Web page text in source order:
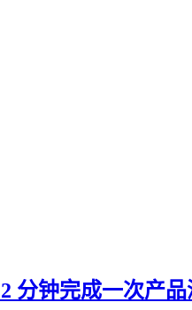
分钟完成一次产品